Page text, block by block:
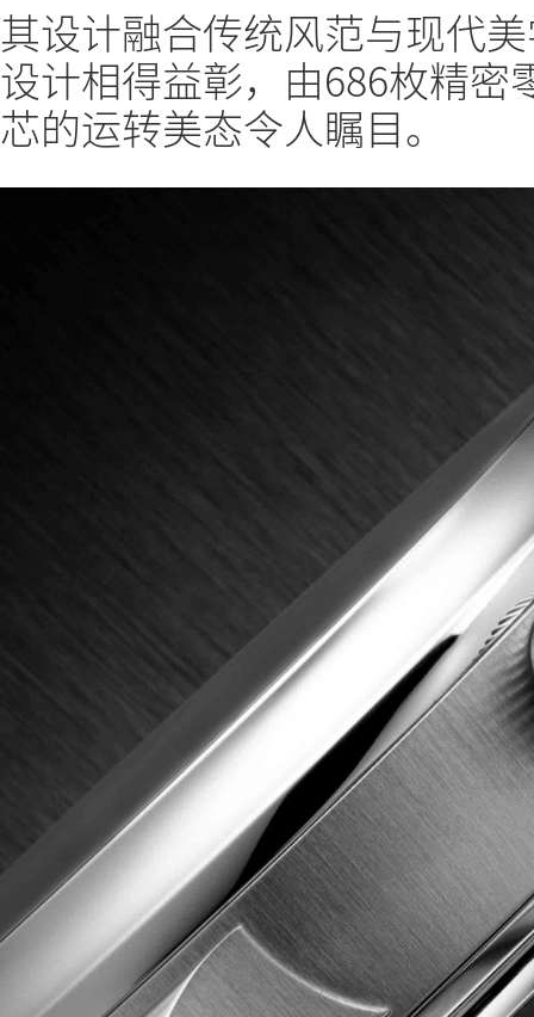
其设计融合传统风范与现代
设计相得益彰，由686枚精密
芯的运转美态令人瞩目。